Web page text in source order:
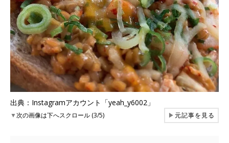
出典：Instagramアカウント「yeah_y6002」
▼次の画像は下へスクロール (3/5) ▶元記事を見る